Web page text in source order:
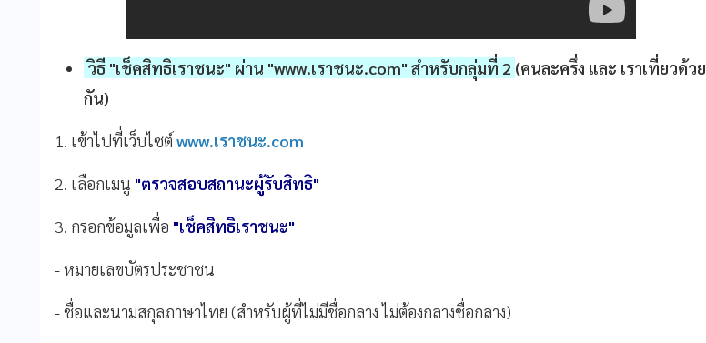
วิธี "เช็คสิทธิเราชนะ" ผ่าน "www.เราชนะ.com" สำหรับกลุ่มที่ 2 (คนละครึ่ง และ เราเที่ยวด้วย
กัน)
1. เข้าไปที่เว็บไซต์ www.เราชนะ.com
2. เลือกเมนู "ตรวจสอบสถานะผู้รับสิทธิ"
3. กรอกข้อมูลเพื่อ "เช็คสิทธิเราชนะ"
- หมายเลขบัตรประชาชน
- ชื่อและนามสกุลภาษาไทย (สำหรับผู้ที่ไม่มีชื่อกลาง ไม่ต้องกลางชื่อกลาง)